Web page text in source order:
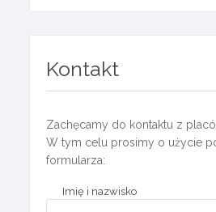
Kontakt
Zachęcamy do kontaktu z
W tym celu prosimy o użycie
formularza:
Imię i nazwisko